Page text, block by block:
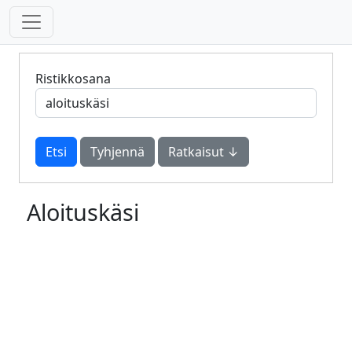
Ristikkosana
Tyhjennä Ratkaisut ↓
Aloituskäsi